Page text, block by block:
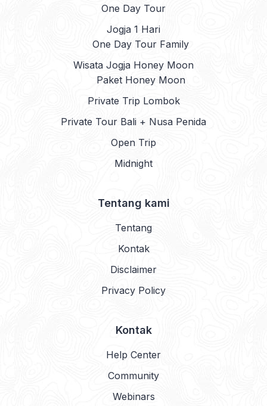
One Day Tour
Jogja 1 Hari
One Day Tour Family
Wisata Jogja Honey Moon
Paket Honey Moon
Private Trip Lombok
Private Tour Bali + Nusa Penida
Open Trip
Midnight
Tentang kami
Tentang
Kontak
Disclaimer
Privacy Policy
Kontak
Help Center
Community
Webinars